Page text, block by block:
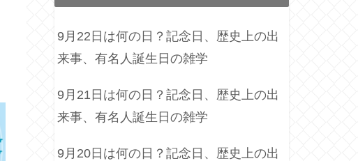
9月22日は何の日？記念日、歴史上の出
来事、有名人誕生日の雑学
9月21日は何の日？記念日、歴史上の出
来事、有名人誕生日の雑学
9月20日は何の日？記念日、歴史上の出